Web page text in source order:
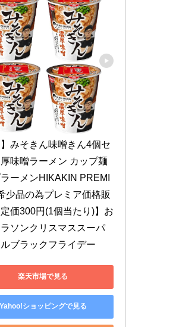
】みそきん味噌きん4個セ
味噌ラーメン カップ麺
ーメンHIKAKIN PREMI
少品の為プレミア価格販
価300円(1個当たり)】お
ソンクリスマススーパ
ブラックフライデー
楽天市場で見る
Yahoo!ショッピングで見る